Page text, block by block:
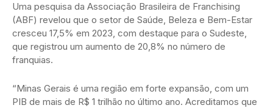
Uma pesquisa da Associação Brasileira de Franchising
(ABF) revelou que o setor de Saúde, Beleza e Bem-Estar
cresceu 17,5% em 2023, com destaque para o Sudeste,
que registrou um aumento de 20,8% no número de
franquias.
“Minas Gerais é uma região em forte expansão, com um
PIB de mais de R$ 1 trilhão no último ano. Acreditamos que